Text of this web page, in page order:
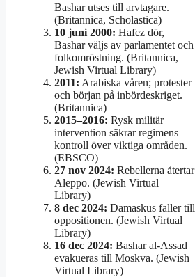
Bashar utses till arvtagare.
(Britannica, Scholastica)
10 juni 2000: Hafez dör,
Bashar väljs av parlamentet och
folkomröstning. (Britannica,
Jewish Virtual Library)
2011: Arabiska våren; protester
och början på inbördeskriget.
(Britannica)
2015–2016: Rysk militär
intervention säkrar regimens
kontroll över viktiga områden.
(EBSCO)
27 nov 2024: Rebellerna återtar
Aleppo. (Jewish Virtual
Library)
8 dec 2024: Damaskus faller till
oppositionen. (Jewish Virtual
Library)
16 dec 2024: Bashar al-Assad
evakueras till Moskva. (Jewish
Virtual Library)